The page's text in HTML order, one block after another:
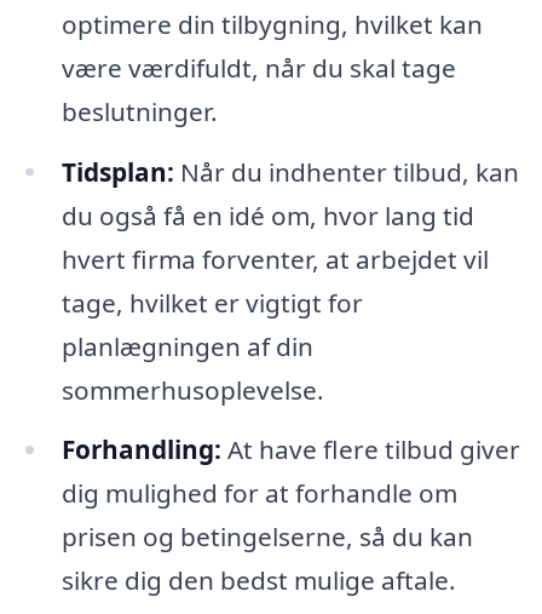
optimere din tilbygning, hvilket kan
være værdifuldt, når du skal tage
beslutninger.
Tidsplan: Når du indhenter tilbud, kan
du også få en idé om, hvor lang tid
hvert firma forventer, at arbejdet vil
tage, hvilket er vigtigt for
planlægningen af din
sommerhusoplevelse.
Forhandling: At have flere tilbud giver
dig mulighed for at forhandle om
prisen og betingelserne, så du kan
sikre dig den bedst mulige aftale.